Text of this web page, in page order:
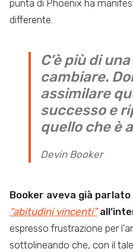
punta di Phoenix ha
differente.
C’è più di
cambiare.
assimilare
successo e
quello che è
Devin Booker
Booker aveva già parlato
“abitudini vincenti”
espresso frustrazione per
sottolineando che, con il